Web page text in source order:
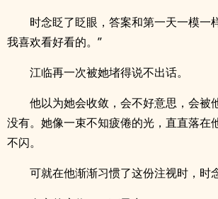
时念眨了眨眼，答案和第一天一模一
我喜欢看好看的。”
江临再一次被她堵得说不出话。
他以为她会收敛，会不好意思，会被
没有。她像一束不知疲倦的光，直直落在
不闪。
可就在他渐渐习惯了这份注视时，时